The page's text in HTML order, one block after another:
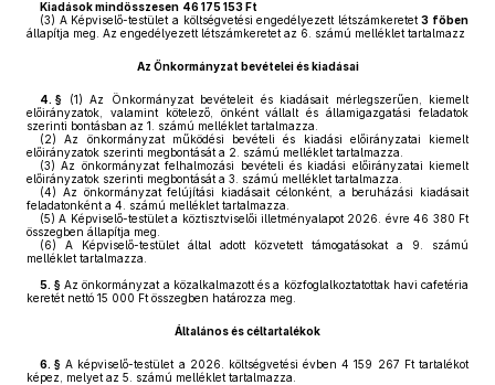
Kiadások mindösszesen 46 175 153 Ft
(3) A Képviselő-testület a költségvetési engedélyezett létszámkeretet3 főben
állapítja meg. Az engedélyezett létszámkeretet az 6. számú melléklet tartalmazz
Az Önkormányzat bevételei és kiadásai
4. § (1) Az Önkormányzat bevételeit és kiadásait mérlegszerűen, kiemelt
előirányzatok, valamint kötelező, önként vállalt és államigazgatási feladatok
szerinti bontásban az 1. számú melléklet tartalmazza.
(2) Az önkormányzat működési bevételi és kiadási előirányzatai kiemelt
előirányzatok szerinti megbontását a 2. számú melléklet tartalmazza.
(3) Az önkormányzat felhalmozási bevételi és kiadási előirányzatai kiemelt
előirányzatok szerinti megbontását a 3. számú melléklet tartalmazza.
(4) Az önkormányzat felújítási kiadásait célonként, a beruházási kiadásait
feladatonként a 4. számú melléklet tartalmazza.
(5) A Képviselő-testület a köztisztviselői illetményalapot 2026. évre 46 380 Ft
összegben állapítja meg.
(6) A Képviselő-testület által adott közvetett támogatásokat a 9. számú
melléklet tartalmazza.
5. § Az önkormányzat a közalkalmazott és a közfoglalkoztatottak havi cafetéria
keretét nettó 15 000 Ft összegben határozza meg.
Általános és céltartalékok
6. § A képviselő-testület a 2026. költségvetési évben 4 159 267 Ft tartalékot
képez, melyet az 5. számú melléklet tartalmazza.